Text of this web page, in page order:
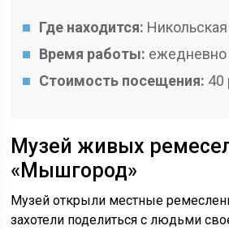
Где находится:
Время работы: ежедневно
Стоимость посещения: 40
Музей живых
«Мышгород»
Музей открыли местные
захотели поделиться с людьми